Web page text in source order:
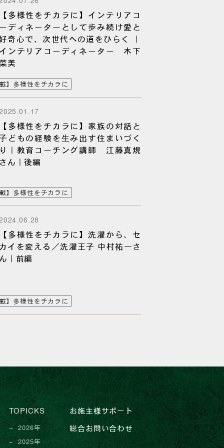
【多様性をチカラに】インテリアコ
ーディネーターとして歩み続け愛と
奇心で、次世代への道をひらく ｜
インテリアコーディネーター 木下
菜美
載】多様性をチカラに
2025.01.17
【多様性をチカラに】家族の対話と
どもの経験を⽣み出す住まいづく
り｜教育コーチング講師 江藤真規
さん｜後編
載】多様性をチカラに
2024.06.28
【多様性をチカラに】洗濯から、セ
カイを変える／洗濯王子 中村祐一さ
ん｜前編
載】多様性をチカラに
TOPICKS
2026年
2025年
お施主様サポート
総合お問い合わせ